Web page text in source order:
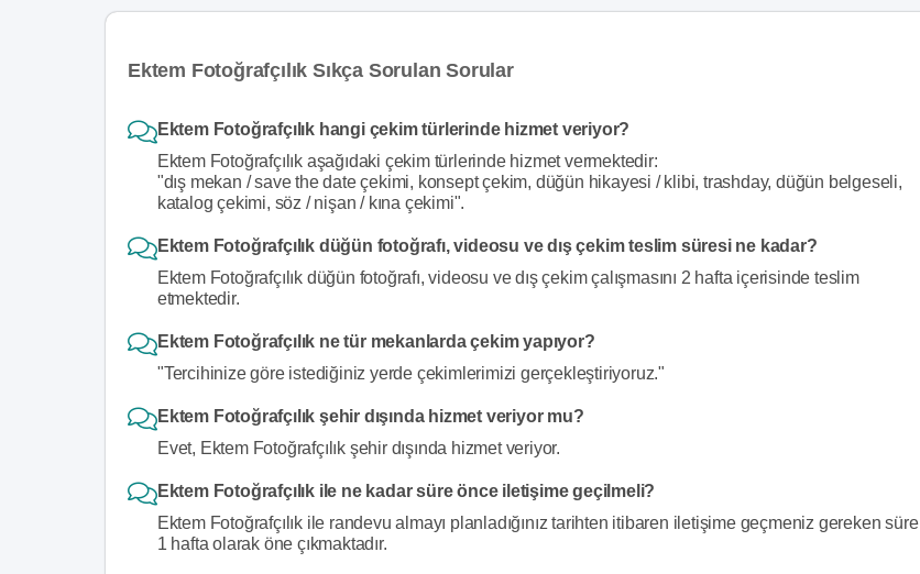
Ektem Fotoğrafçılık Sıkça Sorulan Sorular
Ektem Fotoğrafçılık hangi çekim türlerinde hizmet veriyor?
Ektem Fotoğrafçılık aşağıdaki çekim türlerinde hizmet vermektedir:
"dış mekan / save the date çekimi, konsept çekim, düğün hikayesi / klibi, trashday, düğün belgeseli,
katalog çekimi, söz / nişan / kına çekimi".
Ektem Fotoğrafçılık düğün fotoğrafı, videosu ve dış çekim teslim süresi ne kadar?
Ektem Fotoğrafçılık düğün fotoğrafı, videosu ve dış çekim çalışmasını 2 hafta içerisinde teslim
etmektedir.
Ektem Fotoğrafçılık ne tür mekanlarda çekim yapıyor?
"Tercihinize göre istediğiniz yerde çekimlerimizi gerçekleştiriyoruz."
Ektem Fotoğrafçılık şehir dışında hizmet veriyor mu?
Evet, Ektem Fotoğrafçılık şehir dışında hizmet veriyor.
Ektem Fotoğrafçılık ile ne kadar süre önce iletişime geçilmeli?
Ektem Fotoğrafçılık ile randevu almayı planladığınız tarihten itibaren iletişime geçmeniz gereken süre
1 hafta olarak öne çıkmaktadır.